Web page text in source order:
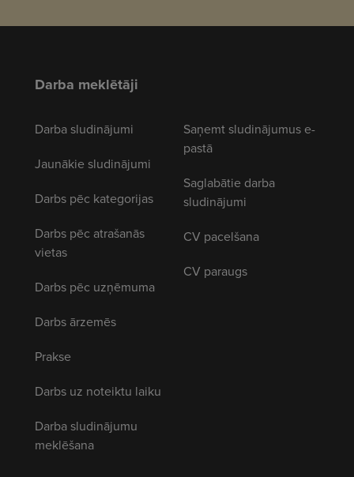
Darba meklētāji
Darba sludinājumi
Jaunākie sludinājumi
Darbs pēc kategorijas
Darbs pēc atrašanās
vietas
Darbs pēc uzņēmuma
Darbs ārzemēs
Prakse
Darbs uz noteiktu laiku
Darba sludinājumu
meklēšana
Saņemt sludinājumus e-
pastā
Saglabātie darba
sludinājumi
CV pacelšana
CV paraugs